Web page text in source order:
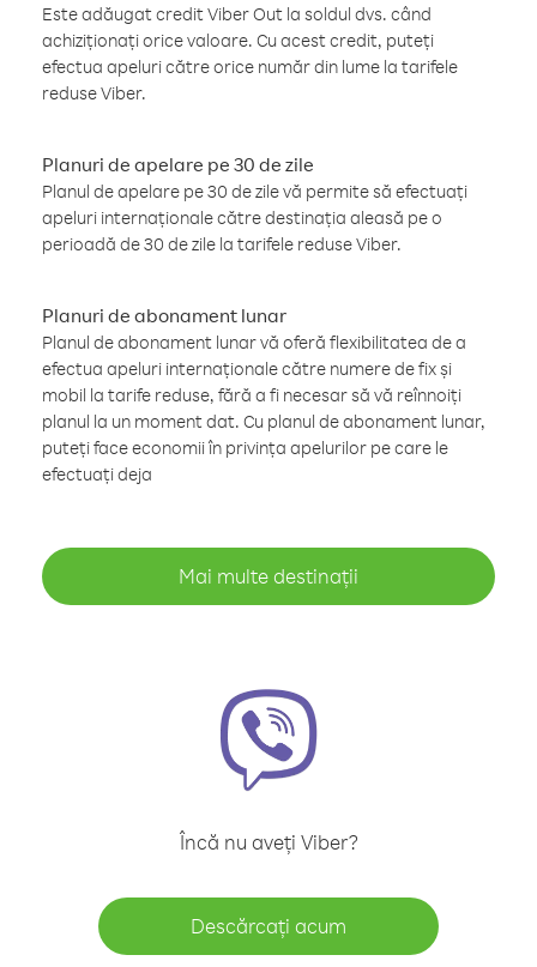
Este adăugat credit Viber Out la soldul dvs. când
achiziționați orice valoare. Cu acest credit, puteți
efectua apeluri către orice număr din lume la tarifele
reduse Viber.
Planuri de apelare pe 30 de zile
Planul de apelare pe 30 de zile vă permite să efectuați
apeluri internaționale către destinația aleasă pe o
perioadă de 30 de zile la tarifele reduse Viber.
Planuri de abonament lunar
Planul de abonament lunar vă oferă flexibilitatea de a
efectua apeluri internaționale către numere de fix și
mobil la tarife reduse, fără a fi necesar să vă reînnoiți
planul la un moment dat. Cu planul de abonament lunar,
puteți face economii în privința apelurilor pe care le
efectuați deja
Mai multe destinații
Încă nu aveți Viber?
Descărcați acum